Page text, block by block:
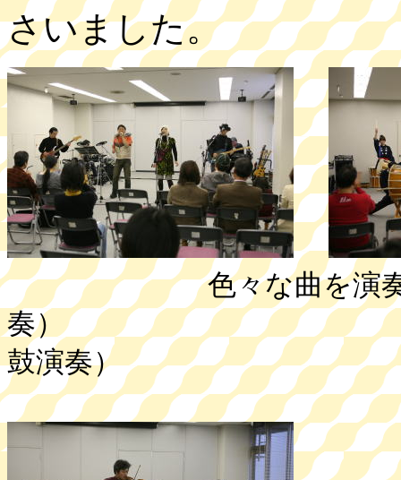
さいました。
色々な曲を演奏し
奏） 日々の練
鼓演奏）